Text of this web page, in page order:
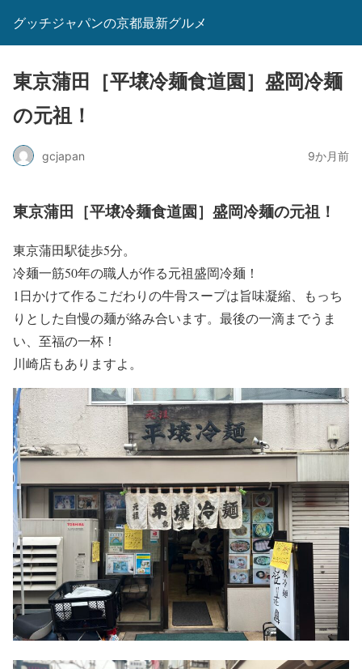
グッチジャパンの京都最新グルメ
東京蒲田［平壌冷麺食道園］盛岡冷麺
の元祖！
gcjapan 9か月前
東京蒲田［平壌冷麺食道園］盛岡冷麺の元祖！
東京蒲田駅徒歩5分。
冷麺一筋50年の職人が作る元祖盛岡冷麺！
1日かけて作るこだわりの牛骨スープは旨味凝縮、もっち
りとした自慢の麺が絡み合います。最後の一滴までうま
い、至福の一杯！
川崎店もありますよ。